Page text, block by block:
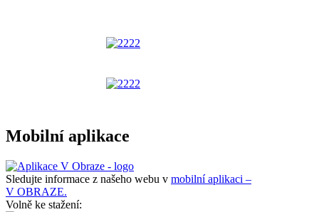
Mobilní aplikace
Sledujte informace z našeho webu v mobilní aplikaci –
V OBRAZE.
Volně ke stažení: